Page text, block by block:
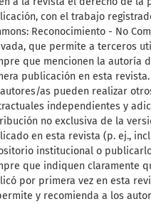
con el trabajo
Reconocimiento - No
que permite a terceros
que mencionen la autoría
publicación en esta revista.
autores/as pueden realizar
independientes y
no exclusiva de la
en esta revista (p. ej.,
institucional o
que indiquen claramente
por primera vez en esta
y recomienda a los